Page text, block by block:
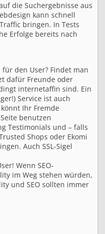
die Suchergebnisse aus
kann schnell
bringen. In Tests
Erfolge bereits nach
den User? Findet man
dafür Freunde oder
internetaffin sind. Ein
Service ist auch
Ihr Fremde
benutzen
Testimonials und – falls
Shops oder Ekomi
Auch SSL-Sigel
Wenn SEO-
im Weg stehen würden,
und SEO sollten immer